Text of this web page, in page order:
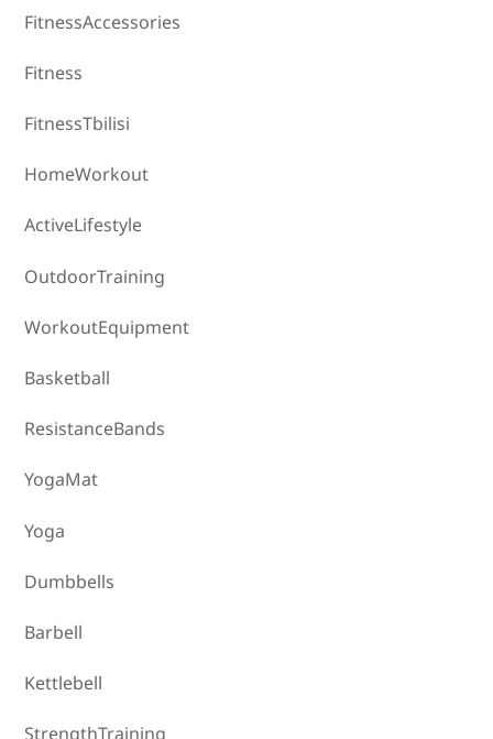
FitnessAccessories
Fitness
FitnessTbilisi
HomeWorkout
ActiveLifestyle
OutdoorTraining
WorkoutEquipment
Basketball
ResistanceBands
YogaMat
Yoga
Dumbbells
Barbell
Kettlebell
StrengthTraining